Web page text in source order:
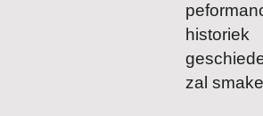
zal